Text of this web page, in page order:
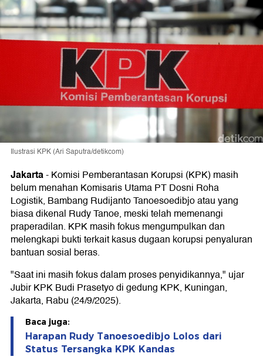
Ilustrasi KPK (Ari Saputra/detikcom)
Jakarta-Komisi Pemberantasan Korupsi (KPK) masih
belum menahan Komisaris Utama PT Dosni Roha
Logistik, Bambang Rudijanto Tanoesoedibjo atau yang
biasa dikenal Rudy Tanoe, meski telah memenangi
praperadilan. KPK masih fokus mengumpulkan dan
melengkapi bukti terkait kasus dugaan korupsi penyaluran
bantuan sosial beras.
"Saat ini masih fokus dalam proses penyidikannya," ujar
Jubir KPK Budi Prasetyo di gedung KPK, Kuningan,
Jakarta, Rabu (24/9/2025).
Baca juga:
Harapan Rudy Tanoesoedibjo Lolos dari
Status Tersangka KPK Kandas